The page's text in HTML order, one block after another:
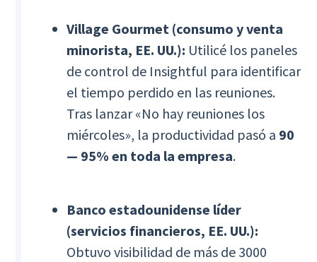
Village Gourmet (consumo y venta
minorista, EE. UU.): Utilicé los paneles
de control de Insightful para identificar
el tiempo perdido en las reuniones.
Tras lanzar «No hay reuniones los
miércoles», la productividad pasó a 90
— 95% en toda la empresa.
Banco estadounidense líder
(servicios financieros, EE. UU.):
Obtuvo visibilidad de más de 3000